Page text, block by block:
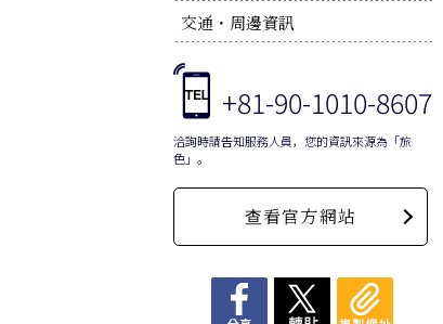
交通・周邊資訊
+81-90-1010-8607
洽詢時請告知服務人員，您的資訊來源為「旅
色」。
查看官方網站